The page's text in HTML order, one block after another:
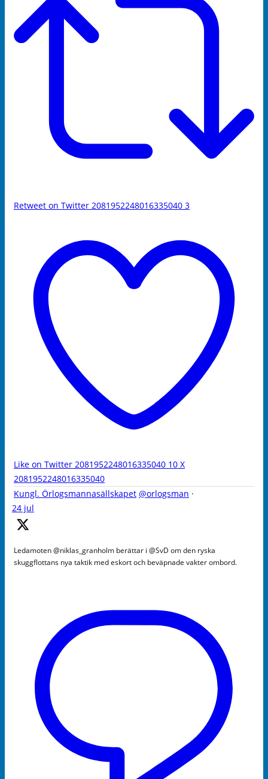
Retweet on Twitter 2081952248016335040 3
Like on Twitter 2081952248016335040 10 X
2081952248016335040
Kungl. Örlogsmannasällskapet @orlogsman ·
24 jul
Ledamoten @niklas_granholm berättar i @SvD om den ryska
skuggflottans nya taktik med eskort och beväpnade vakter ombord.